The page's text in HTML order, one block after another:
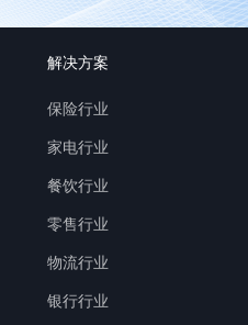
解决方案
保险行业
家电行业
餐饮行业
零售行业
物流行业
银行行业